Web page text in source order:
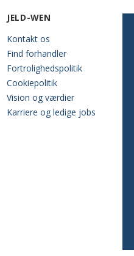
JELD-WEN
Kontakt os
Find forhandler
Fortrolighedspolitik
Cookiepolitik
Vision og værdier
Karriere og ledige jobs